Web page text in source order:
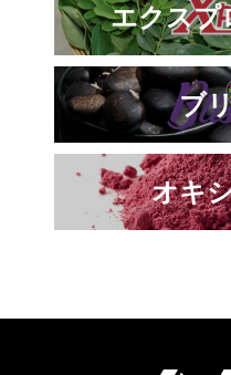
エクスプ
ブ
オキ